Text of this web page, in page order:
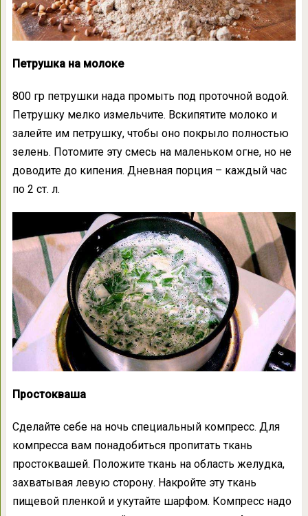
Петрушка на молоке
800 гр петрушки нада промыть под проточной водой.
Петрушку мелко измельчите. Вскипятите молоко и
залейте им петрушку, чтобы оно покрыло полностью
зелень. Потомите эту смесь на маленьком огне, но не
доводите до кипения. Дневная порция – каждый час
по 2 ст. л.
Простокваша
Сделайте себе на ночь специальный компресс. Для
компресса вам понадобиться пропитать ткань
простоквашей. Положите ткань на область желудка,
захватывая левую сторону. Накройте эту ткань
пищевой пленкой и укутайте шарфом. Компресс надо